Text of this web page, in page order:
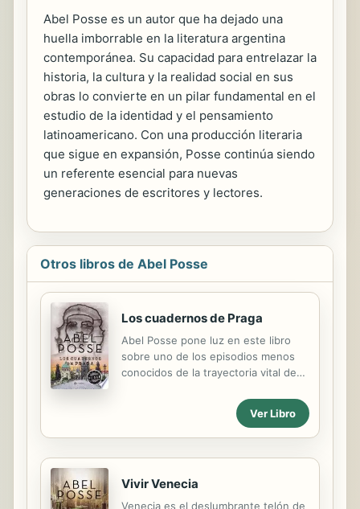
Abel Posse es un autor que ha dejado una
huella imborrable en la literatura argentina
contemporánea. Su capacidad para entrelazar la
historia, la cultura y la realidad social en sus
obras lo convierte en un pilar fundamental en el
estudio de la identidad y el pensamiento
latinoamericano. Con una producción literaria
que sigue en expansión, Posse continúa siendo
un referente esencial para nuevas
generaciones de escritores y lectores.
Otros libros de Abel Posse
Los cuadernos de Praga
Abel Posse pone luz en este libro
sobre uno de los episodios menos
conocidos de la trayectoria vital de
siglo XX: Ernesto Che Guevara. El
revolucionario argentino-cubano
permaneció en Praga de forma
donde perdería la vida. Esta novela
supone una invitación a ese universo
Ver Libro
Vivir Venecia
Venecia es el deslumbrante telón de